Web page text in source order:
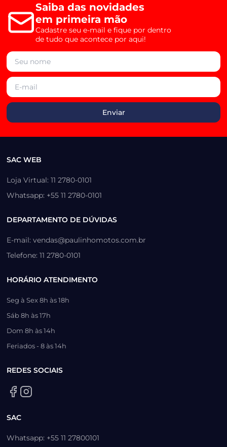
Saiba das novidades
em primeira mão
Cadastre seu e-mail e fique por dentro
de tudo que acontece por aqui!
SAC WEB
Loja Virtual: 11 2780-0101
Whatsapp: +55 11 2780-0101
DEPARTAMENTO DE DÚVIDAS
E-mail: vendas@paulinhomotos.com.br
Telefone: 11 2780-0101
HORÁRIO ATENDIMENTO
Seg à Sex 8h às 18h
Sáb 8h às 17h
Dom 8h às 14h
Feriados - 8 às 14h
REDES SOCIAIS
SAC
Whatsapp: +55 11 27800101